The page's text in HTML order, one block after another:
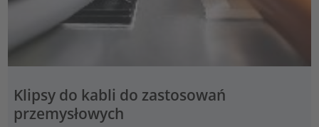
Klipsy do kabli do zastosowań
przemysłowych